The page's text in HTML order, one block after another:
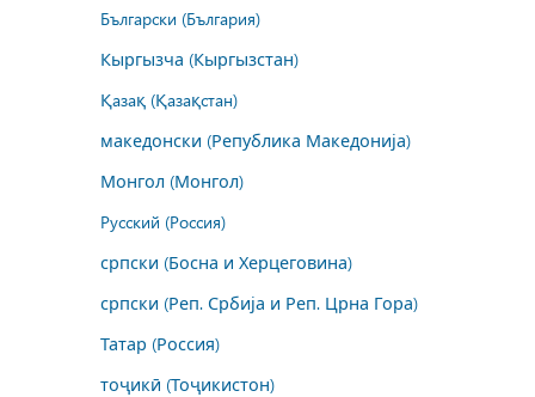
Български (България)
Кыргызча (Кыргызстан)
Қазақ (Қазақстан)
македонски (Република Македонија)
Монгол (Монгол)
Русский (Россия)
српски (Босна и Херцеговина)
српски (Реп. Србија и Реп. Црна Гора)
Татар (Россия)
тоҷикӣ (Тоҷикистон)